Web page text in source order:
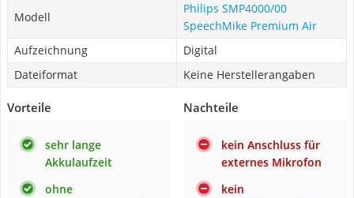
Modell
Philips SMP4000/00
SpeechMike Premium Air
Aufzeichnung
Digital
Dateiformat
Keine Herstellerangaben
Vorteile
sehr lange
Akkulaufzeit
ohne
Nachteile
kein Anschluss für
externes Mikrofon
kein